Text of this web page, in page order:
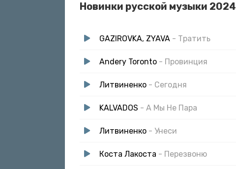
Новинки русской музыки 2024
GAZIROVKA, ZYAVA - Тратить
Andery Toronto - Провинция
Литвиненко - Сегодня
KALVADOS - А Мы Не Пара
Литвиненко - Унеси
Коста Лакоста - Перезвоню